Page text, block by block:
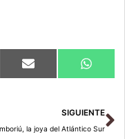
Compartir
en
Email
en
SIGUIENTE
la joya del Atlántico Sur